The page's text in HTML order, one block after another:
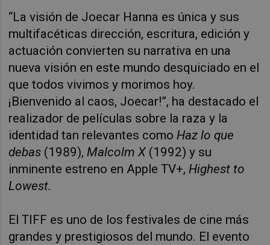
“La visión de Joecar Hanna es única y sus
multifacéticas dirección, escritura, edición y
actuación convierten su narrativa en una
nueva visión en este mundo desquiciado en el
que todos vivimos y morimos hoy.
¡Bienvenido al caos, Joecar!”, ha destacado el
realizador de películas sobre la raza y la
identidad tan relevantes comoHaz lo que
debas (1989),Malcolm X (1992) y su
inminente estreno en Apple TV+,Highest to
Lowest.
El TIFF es uno de los festivales de cine más
grandes y prestigiosos del mundo. El evento